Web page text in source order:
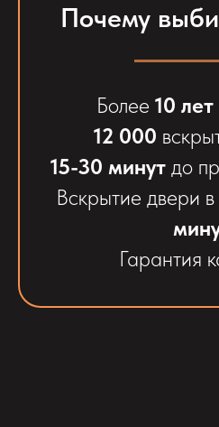
Почему
Более 10 лет
12 000
15-30 минутдо
Вскрытие двери
Гарантия